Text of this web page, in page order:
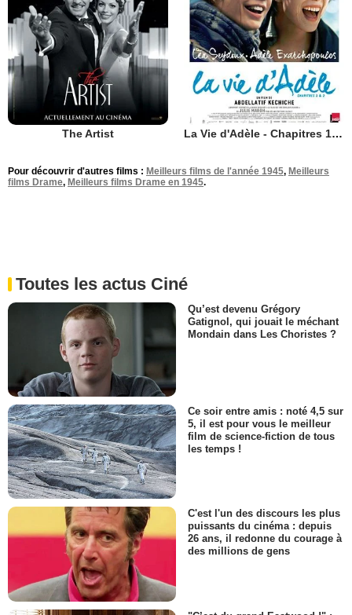
The Artist La Vie d'Adèle - Chapitres 1 et 2
Pour découvrir d'autres films : Meilleurs films de l'année 1945, Meilleurs
films Drame, Meilleurs films Drame en 1945.
Toutes les actus Ciné
Qu’est devenu Grégory
Gatignol, qui jouait le méchant
Mondain dans Les Choristes ?
Ce soir entre amis : noté 4,5 sur
5, il est pour vous le meilleur
film de science-fiction de tous
les temps !
C'est l'un des discours les plus
puissants du cinéma : depuis
26 ans, il redonne du courage à
des millions de gens